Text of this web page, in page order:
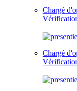
Chargé
Chargé